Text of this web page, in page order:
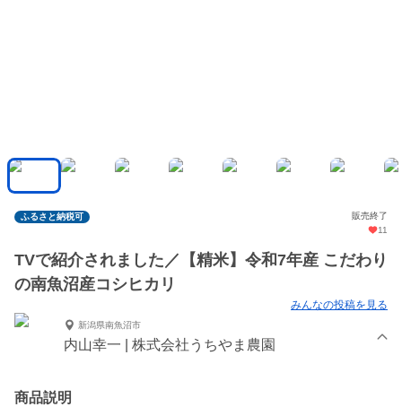
ふるさと納税可
販売終了
11
TVで紹介されました／【精米】令和7年産 こだわり
の南魚沼産コシヒカリ
みんなの投稿を見る
新潟県南魚沼市
内山幸一 | 株式会社うちやま農園
商品説明